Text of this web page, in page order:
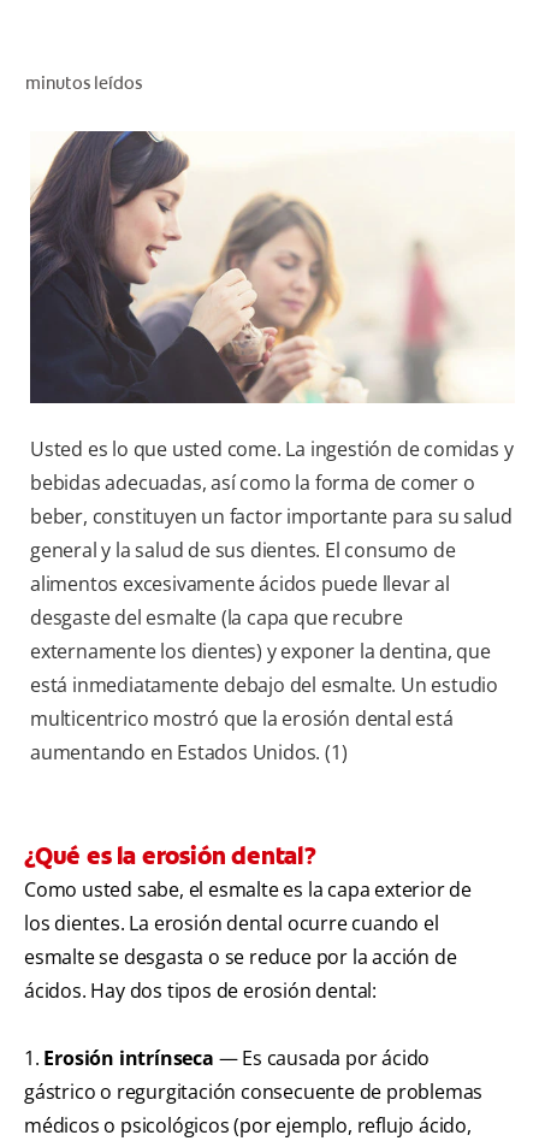
SUSCRÍBASE
minutos leídos
Usted es lo que usted come. La ingestión de comidas y
bebidas adecuadas, así como la forma de comer o
beber, constituyen un factor importante para su salud
general y la salud de sus dientes. El consumo de
alimentos excesivamente ácidos puede llevar al
desgaste del esmalte (la capa que recubre
externamente los dientes) y exponer la dentina, que
está inmediatamente debajo del esmalte. Un estudio
multicentrico mostró que la erosión dental está
aumentando en Estados Unidos. (1)
¿Qué es la erosión dental?
Como usted sabe, el esmalte es la capa exterior de
los dientes. La erosión dental ocurre cuando el
esmalte se desgasta o se reduce por la acción de
ácidos. Hay dos tipos de erosión dental:
1. Erosión intrínseca — Es causada por ácido
gástrico o regurgitación consecuente de problemas
médicos o psicológicos (por ejemplo, reflujo ácido,